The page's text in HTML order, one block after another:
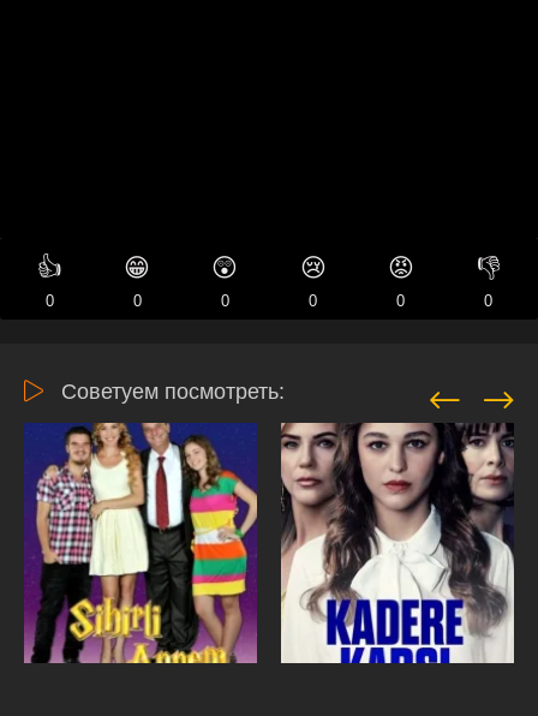
👍
0
😁
0
😲
0
😢
0
😡
0
👎
0
Советуем посмотреть: